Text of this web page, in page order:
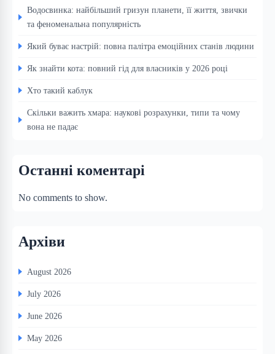
Водосвинка: найбільший гризун планети, її життя, звички
та феноменальна популярність
Який буває настрій: повна палітра емоційних станів людини
Як знайти кота: повний гід для власників у 2026 році
Хто такий каблук
Скільки важить хмара: наукові розрахунки, типи та чому
вона не падає
Останні коментарі
No comments to show.
Архіви
August 2026
July 2026
June 2026
May 2026